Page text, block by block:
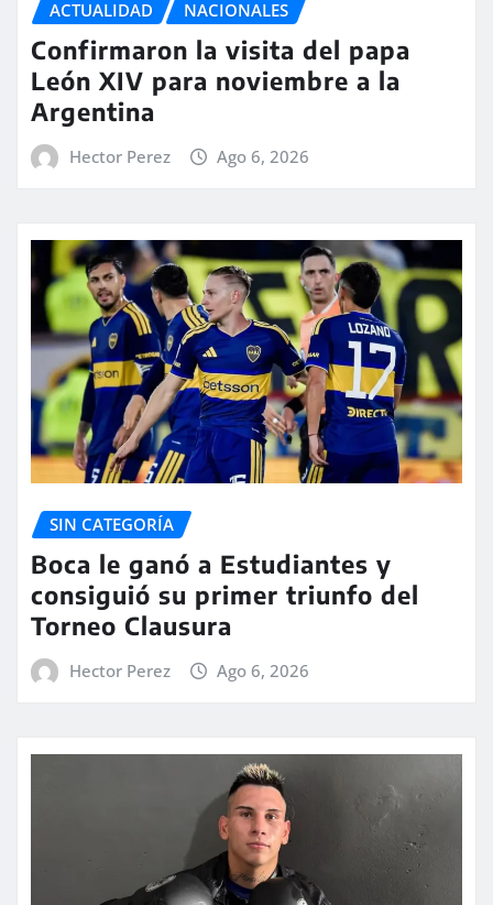
ACTUALIDAD NACIONALES
Confirmaron la visita del papa
León XIV para noviembre a la
Argentina
Hector Perez Ago 6, 2026
SIN CATEGORÍA
Boca le ganó a Estudiantes y
consiguió su primer triunfo del
Torneo Clausura
Hector Perez Ago 6, 2026